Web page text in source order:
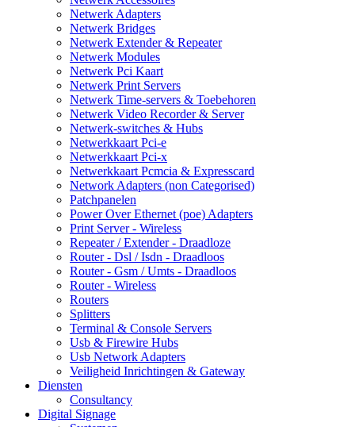
Netwerk Adapters
Netwerk Bridges
Netwerk Extender & Repeater
Netwerk Modules
Netwerk Pci Kaart
Netwerk Print Servers
Netwerk Time-servers & Toebehoren
Netwerk Video Recorder & Server
Netwerk-switches & Hubs
Netwerkkaart Pci-e
Netwerkkaart Pci-x
Netwerkkaart Pcmcia & Expresscard
Network Adapters (non Categorised)
Patchpanelen
Power Over Ethernet (poe) Adapters
Print Server - Wireless
Repeater / Extender - Draadloze
Router - Dsl / Isdn - Draadloos
Router - Gsm / Umts - Draadloos
Router - Wireless
Routers
Splitters
Terminal & Console Servers
Usb & Firewire Hubs
Usb Network Adapters
Veiligheid Inrichtingen & Gateway
Diensten
Consultancy
Digital Signage